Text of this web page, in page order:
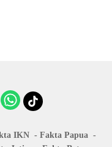
IKN
Fakta Papua